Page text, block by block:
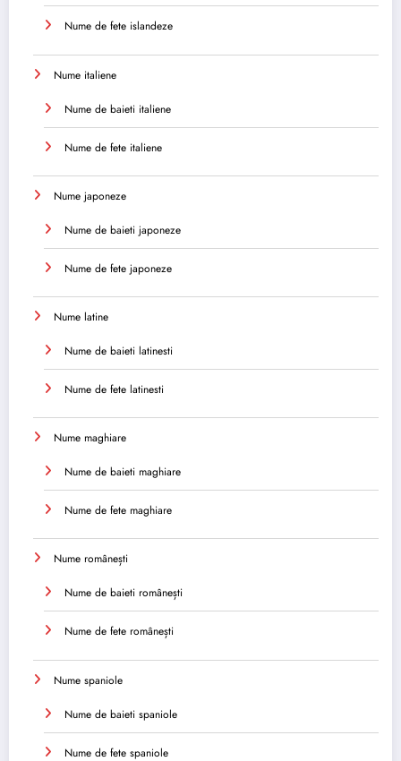
Nume de fete islandeze
Nume italiene
Nume de baieti italiene
Nume de fete italiene
Nume japoneze
Nume de baieti japoneze
Nume de fete japoneze
Nume latine
Nume de baieti latinesti
Nume de fete latinesti
Nume maghiare
Nume de baieti maghiare
Nume de fete maghiare
Nume românești
Nume de baieti românești
Nume de fete românești
Nume spaniole
Nume de baieti spaniole
Nume de fete spaniole